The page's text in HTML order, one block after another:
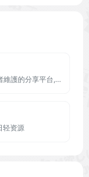
漫自由mheee_mhx12 是一個由漫畫愛好者維護的分享平台,提供高清mobi,epub格式漫畫下載
轻资源